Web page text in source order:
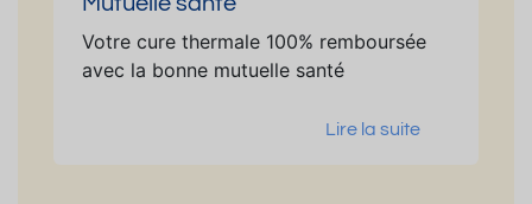
Votre cure thermale 100% remboursée
avec la bonne mutuelle santé
Lire la suite